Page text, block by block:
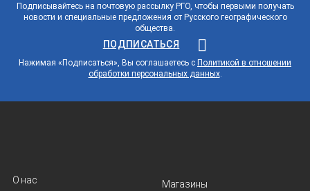
Подписывайтесь на почтовую рассылку РГО, чтобы первыми получать
новости и специальные предложения от Русского географического
общества.
ПОДПИСАТЬСЯ
Нажимая «Подписаться», Вы соглашаетесь с Политикой в отношении
обработки персональных данных.
О нас
Магазины